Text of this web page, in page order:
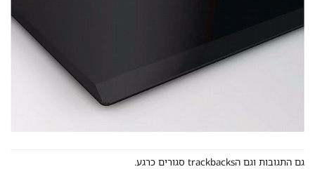
גם התגובות וגם הtrackbacks סגורים כרגע.